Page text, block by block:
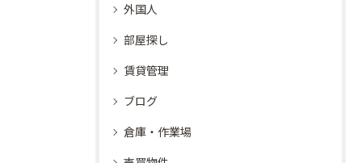
外国人
部屋探し
賃貸管理
ブログ
倉庫・作業場